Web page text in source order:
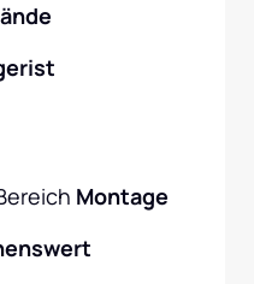
Montage